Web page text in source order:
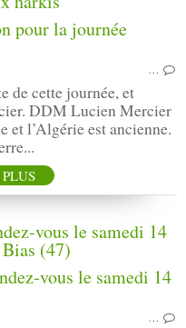
…
de cette journée, et
DDM Lucien Mercier
et l’Algérie est ancienne.
le samedi 14
(47)
…